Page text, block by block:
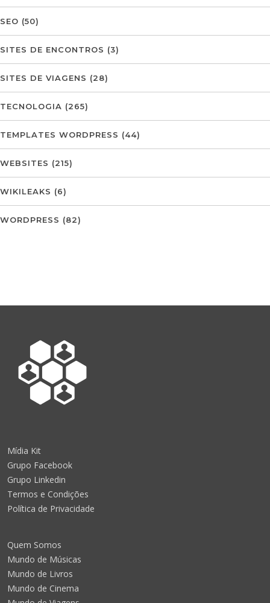
SEO (50)
SITES DE ENCONTROS (3)
SITES DE VIAGENS (28)
TECNOLOGIA (265)
TEMPLATES WORDPRESS (44)
WEBSITES (215)
WIKILEAKS (6)
WORDPRESS (82)
Mídia Kit
Grupo Facebook
Grupo Linkedin
Termos e Condições
Política de Privacidade
Quem Somos
Mundo de Músicas
Mundo de Livros
Mundo de Cinema